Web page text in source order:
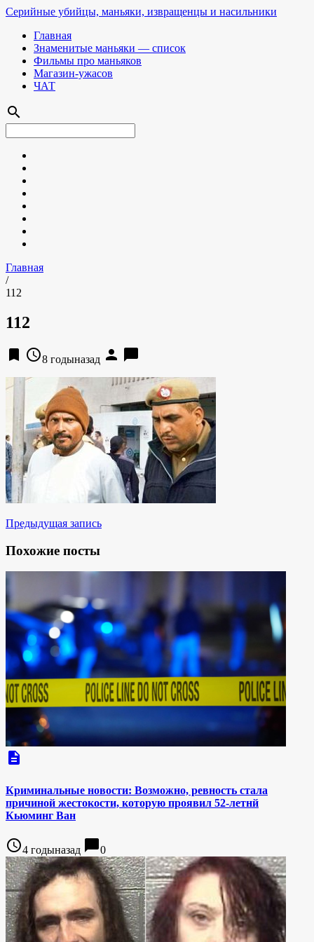
Серийные убийцы, маньяки, извращенцы и насильники
Главная
Знаменитые маньяки — список
Фильмы про маньяков
Магазин-ужасов
ЧАТ
search
Главная
/
112
112
bookmark access_time8 годыназад person chat_bubble
Предыдущая запись
Похожие посты
description
Криминальные новости: Возможно, ревность стала
причиной жестокости, которую проявил 52-летнй
Кьюминг Ван
access_time4 годыназад chat_bubble0